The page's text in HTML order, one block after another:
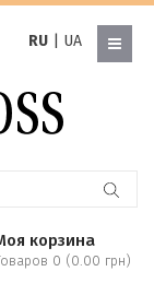
RU| UA
корзина
Товаров 0 (0.00 грн)